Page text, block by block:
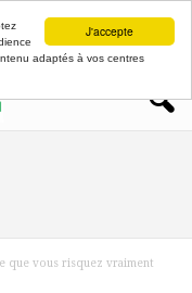
J'accepte
adaptés à vos centres
que vous risquez vraiment